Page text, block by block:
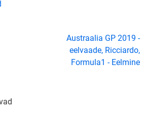
Austraalia GP 2019 -
eelvaade, Ricciardo,
Formula1 - Eelmine